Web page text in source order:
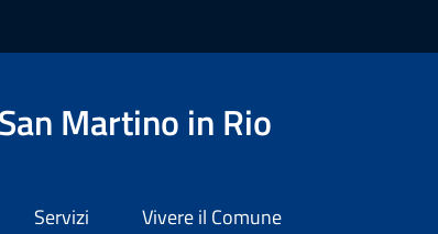
Martino in Rio
Servizi Vivere il Comune